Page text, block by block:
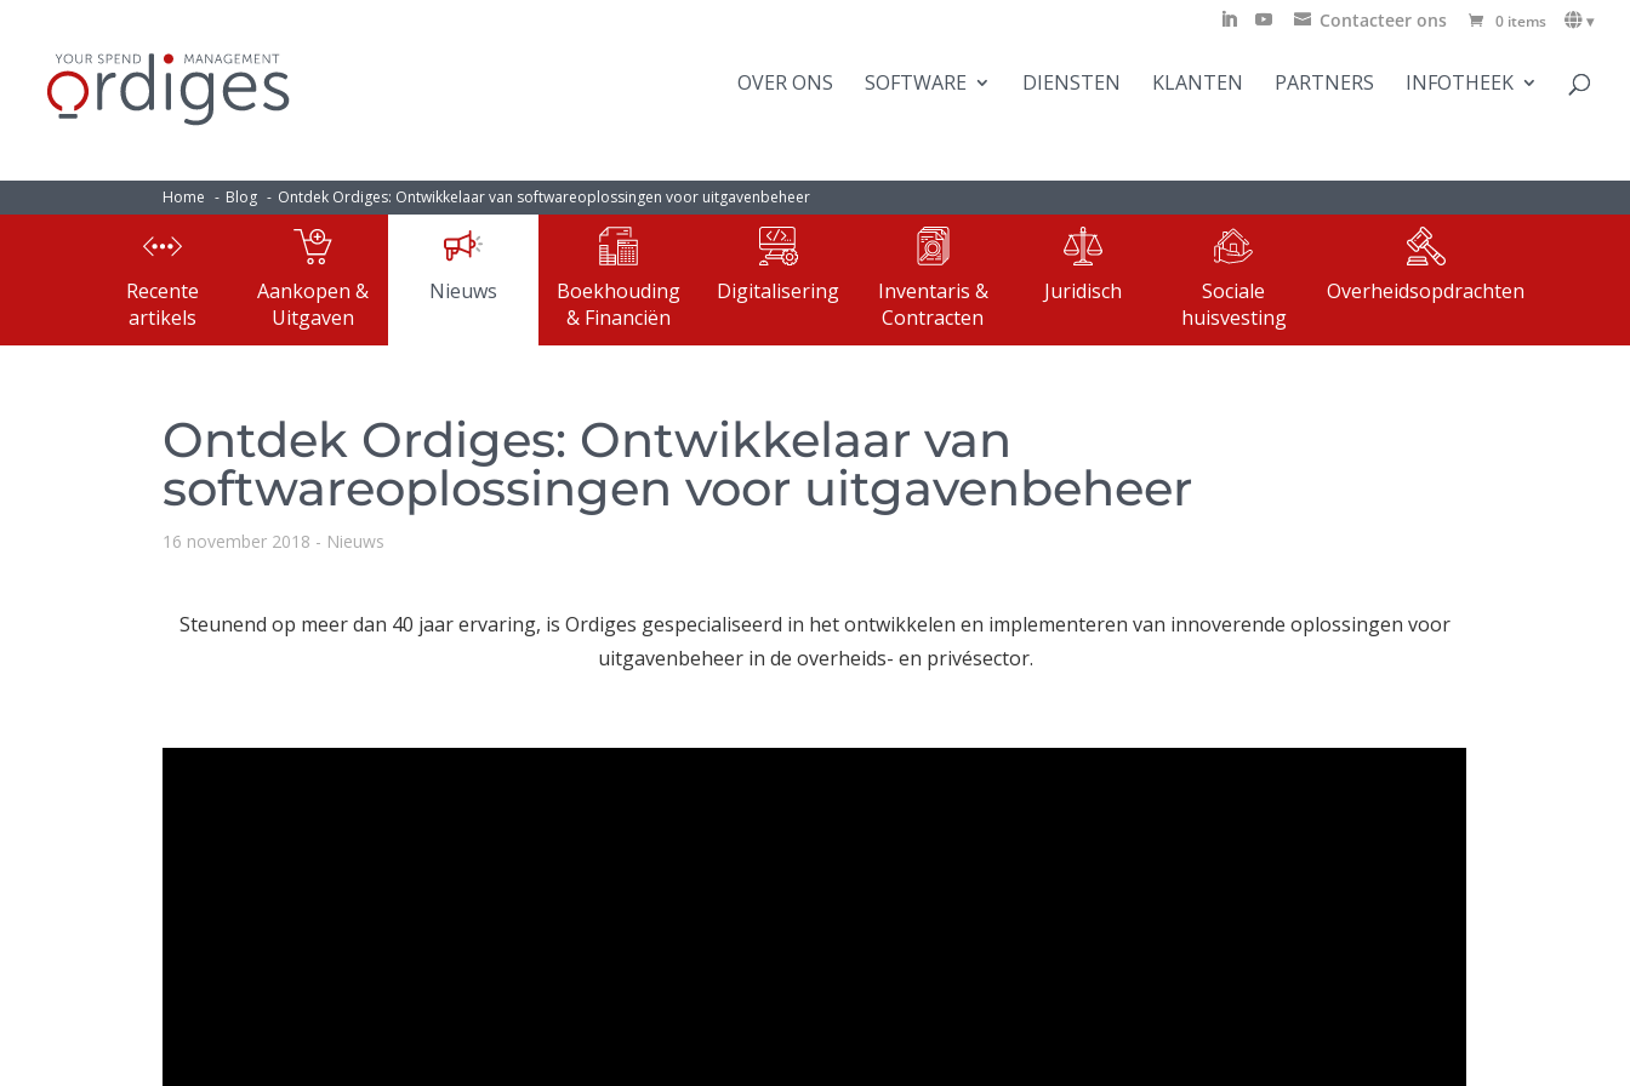
Contacteer ons 0 items ▾
OVER ONS SOFTWARE DIENSTEN KLANTEN PARTNERS INFOTHEEK
Home Blog Ontdek Ordiges: Ontwikkelaar van softwareoplossingen voor uitgavenbeheer
Recente
artikels
Aankopen &
Uitgaven
Nieuws
Boekhouding
& Financiën
Digitalisering
Inventaris &
Contracten
Juridisch
Sociale
huisvesting
Overheidsopdrachten
Ontdek Ordiges: Ontwikkelaar van
softwareoplossingen voor uitgavenbeheer
16 november 2018 Nieuws
Steunend op meer dan 40 jaar ervaring, is Ordiges gespecialiseerd in het ontwikkelen en implementeren van innoverende oplossingen voor
uitgavenbeheer in de overheids- en privésector.